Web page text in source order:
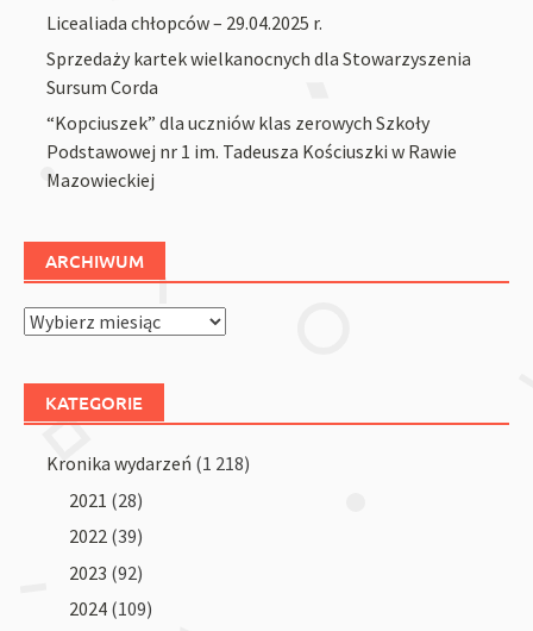
Licealiada chłopców – 29.04.2025 r.
Sprzedaży kartek wielkanocnych dla Stowarzyszenia
Sursum Corda
“Kopciuszek” dla uczniów klas zerowych Szkoły
Podstawowej nr 1 im. Tadeusza Kościuszki w Rawie
Mazowieckiej
ARCHIWUM
Archiwum
KATEGORIE
Kronika wydarzeń (1 218)
2021 (28)
2022 (39)
2023 (92)
2024 (109)